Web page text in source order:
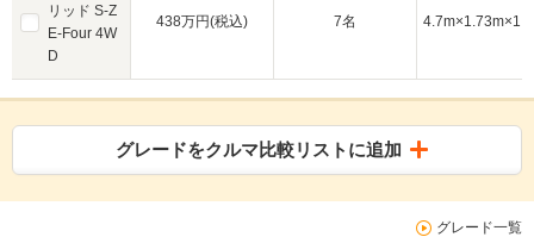
リッド S-Z
E-Four 4W
D
438万円(税込) 7名
グレードをクルマ比較リストに追加
グレード一覧